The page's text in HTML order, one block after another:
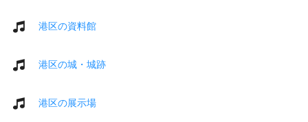
港区の資料館
港区の城・城跡
港区の展示場